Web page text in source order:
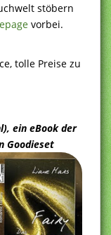
stöbern
vorbei.
tolle Preise zu
ein eBook der
Goodieset